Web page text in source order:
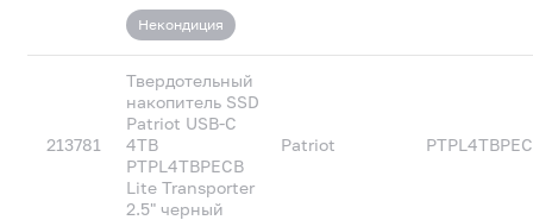
Некондиция
213781
Твердотельный
накопитель SSD
Patriot USB-C
4TB
PTPL4TBPECB
Lite Transporter
2.5" черный
Patriot